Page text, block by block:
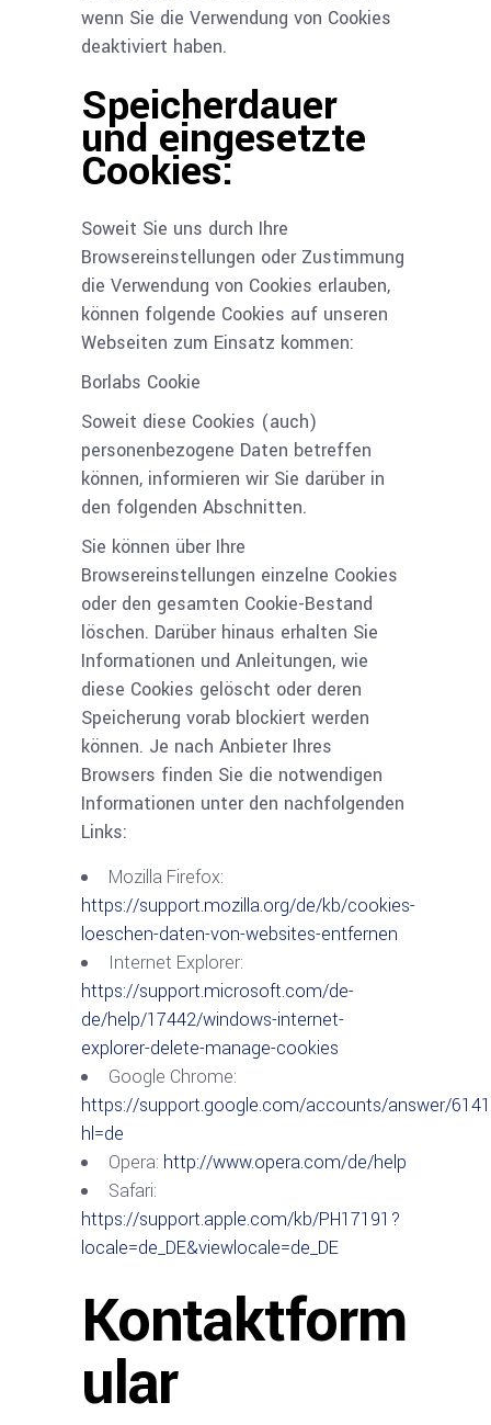
wenn Sie die Verwendung von Cookies
deaktiviert haben.
Speicherdauer
und eingesetzte
Cookies:
Soweit Sie uns durch Ihre
Browsereinstellungen oder Zustimmung
die Verwendung von Cookies erlauben,
können folgende Cookies auf unseren
Webseiten zum Einsatz kommen:
Borlabs Cookie
Soweit diese Cookies (auch)
personenbezogene Daten betreffen
können, informieren wir Sie darüber in
den folgenden Abschnitten.
Sie können über Ihre
Browsereinstellungen einzelne Cookies
oder den gesamten Cookie-Bestand
löschen. Darüber hinaus erhalten Sie
Informationen und Anleitungen, wie
diese Cookies gelöscht oder deren
Speicherung vorab blockiert werden
können. Je nach Anbieter Ihres
Browsers finden Sie die notwendigen
Informationen unter den nachfolgenden
Links:
Mozilla Firefox:
https://support.mozilla.org/de/kb/cookies-
loeschen-daten-von-websites-entfernen
Internet Explorer:
https://support.microsoft.com/de-
de/help/17442/windows-internet-
explorer-delete-manage-cookies
Google Chrome:
https://support.google.com/accounts/answer/
hl=de
Opera: http://www.opera.com/de/help
Safari:
https://support.apple.com/kb/PH17191?
locale=de_DE&viewlocale=de_DE
Kontaktform
ular